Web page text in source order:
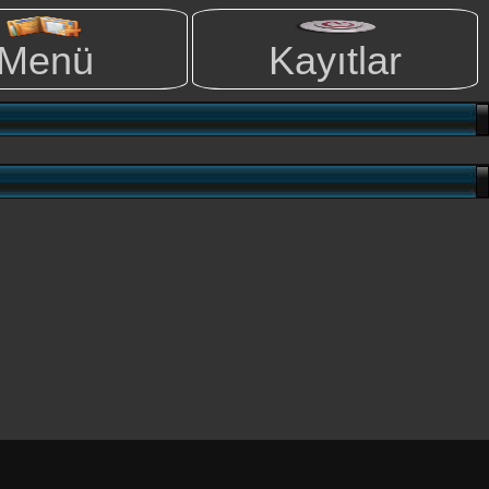
Kayıtlar